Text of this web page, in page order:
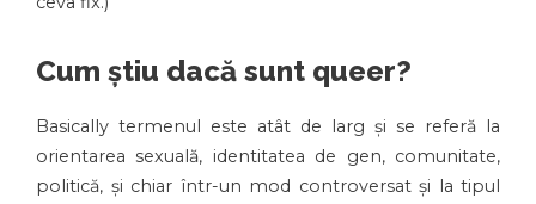
Cum știu dacă sunt queer?
Basically termenul este atât de larg și se referă la
orientarea sexuală, identitatea de gen, comunitate,
politică, și chiar într-un mod controversat și la tipul